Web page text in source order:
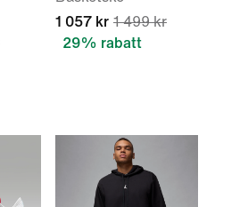
1 057 kr 1 499 kr
29% rabatt